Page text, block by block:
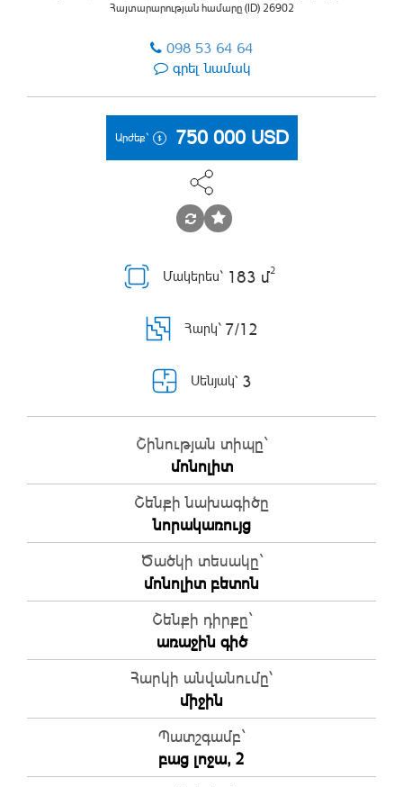
Հայտարարության համարը (ID) 26902
098 53 64 64
գրել նամակ
Արժեք` 750 000 USD
Սենյակ՝ 3
Մակերես` 183 մ2
Հարկ` 7/12
Շինության տիպը`
մոնոլիտ
Շենքի նախագիծը
նորակառույց
Ծածկի տեսակը`
մոնոլիտ բետոն
Շենքի դիրքը`
առաջին գիծ
Հարկի անվանումը՝
միջին
Պատշգամբ`
բաց լոջա, 2